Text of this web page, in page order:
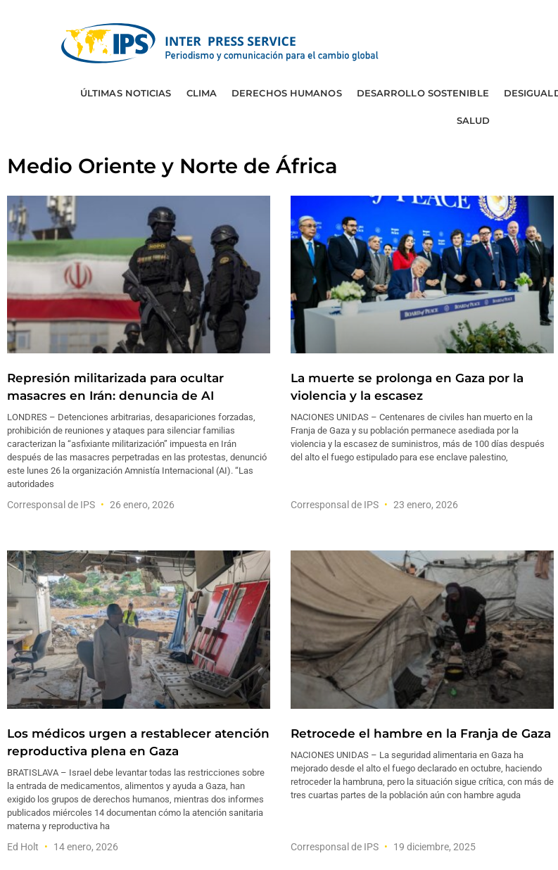
ÚLTIMAS NOTICIAS CLIMA DERECHOS HUMANOS DESARROLLO SOSTENIBLE
SALUD
Medio Oriente y Norte de África
Represión militarizada para ocultar
masacres en Irán: denuncia de AI
LONDRES – Detenciones arbitrarias, desapariciones forzadas,
prohibición de reuniones y ataques para silenciar familias
caracterizan la “asfixiante militarización” impuesta en Irán
después de las masacres perpetradas en las protestas, denunció
este lunes 26 la organización Amnistía Internacional (AI). “Las
autoridades
Corresponsal de IPS 26 enero, 2026
La muerte se prolonga en Gaza por la
violencia y la escasez
NACIONES UNIDAS – Centenares de civiles han muerto en la
Franja de Gaza y su población permanece asediada por la
violencia y la escasez de suministros, más de 100 días después
del alto el fuego estipulado para ese enclave palestino,
Corresponsal de IPS 23 enero, 2026
Los médicos urgen a restablecer atención
reproductiva plena en Gaza
BRATISLAVA – Israel debe levantar todas las restricciones sobre
la entrada de medicamentos, alimentos y ayuda a Gaza, han
exigido los grupos de derechos humanos, mientras dos informes
publicados miércoles 14 documentan cómo la atención sanitaria
materna y reproductiva ha
Ed Holt 14 enero, 2026
Retrocede el hambre en la Franja de Gaza
NACIONES UNIDAS – La seguridad alimentaria en Gaza ha
mejorado desde el alto el fuego declarado en octubre, haciendo
retroceder la hambruna, pero la situación sigue crítica, con más de
tres cuartas partes de la población aún con hambre aguda
Corresponsal de IPS 19 diciembre, 2025